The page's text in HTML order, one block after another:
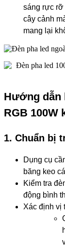
sáng rực rỡ
cây cảnh
mang lại
Hướng dẫn
RGB 100W
1. Chuẩn bị
Dụng cụ
băng keo
Kiểm tra
động bình
Xác định vị